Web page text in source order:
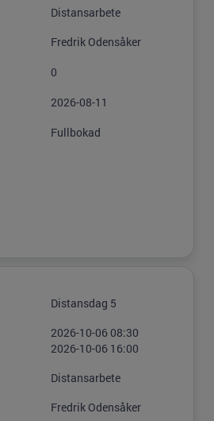
Distansarbete
Fredrik Odensåker
0
2026-08-11
Fullbokad
Distansdag 5
2026-10-06 08:30
2026-10-06 16:00
Distansarbete
Fredrik Odensåker